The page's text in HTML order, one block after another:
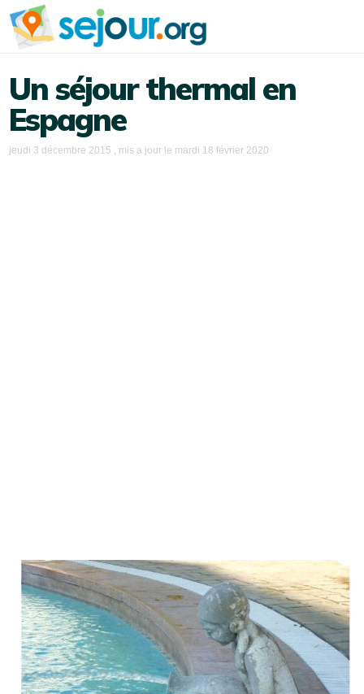
Un séjour thermal en
Espagne
jeudi 3 décembre 2015 , mis a jour le mardi 18 février 2020